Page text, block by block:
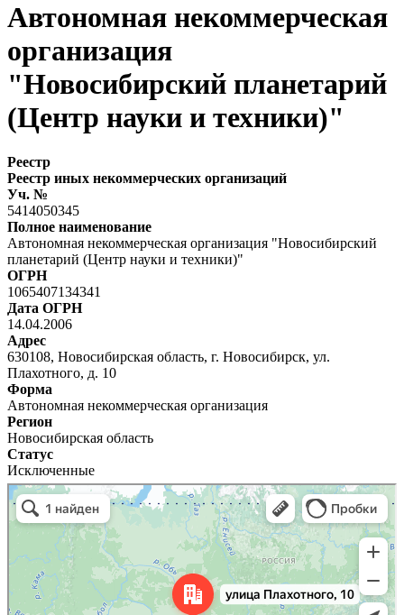
Автономная некоммерческая
организация
"Новосибирский планетарий
(Центр науки и техники)"
Реестр
Реестр иных некоммерческих организаций
Уч. №
5414050345
Полное наименование
Автономная некоммерческая организация "Новосибирский
планетарий (Центр науки и техники)"
ОГРН
1065407134341
Дата ОГРН
14.04.2006
Адрес
630108, Новосибирская область, г. Новосибирск, ул.
Плахотного, д. 10
Форма
Автономная некоммерческая организация
Регион
Новосибирская область
Статус
Исключенные